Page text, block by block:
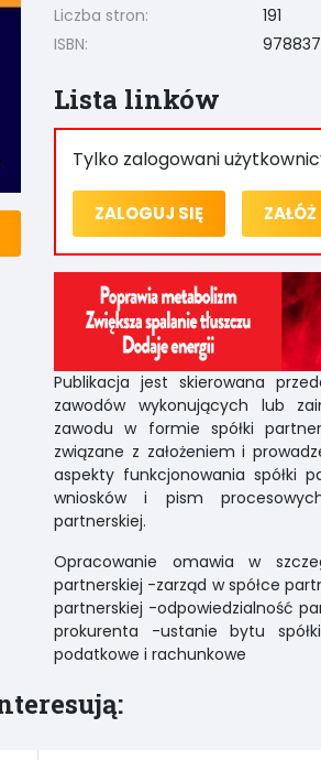
Liczba stron:
191
ISBN:
Lista linków
Tylko zalogowani
ZALOGUJ SIĘ
Publikacja jest skierowana
zawodów wykonujących lub
zawodu w formie spółki
związane z założeniem i
aspekty funkcjonowania spółki
wniosków i pism
partnerskiej.
Opracowanie omawia w
partnerskiej -zarząd w spółce
partnerskiej -odpowiedzialność
prokurenta -ustanie bytu
podatkowe i rachunkowe